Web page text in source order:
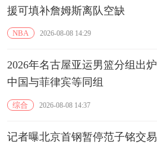
援可填补詹姆斯离队空缺
NBA 2026-08-08 14:29
2026年名古屋亚运男篮分组出炉
中国与菲律宾等同组
综合 2026-08-08 14:37
记者曝北京首钢暂停范子铭交易